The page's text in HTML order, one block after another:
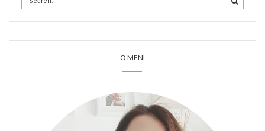
O MENI